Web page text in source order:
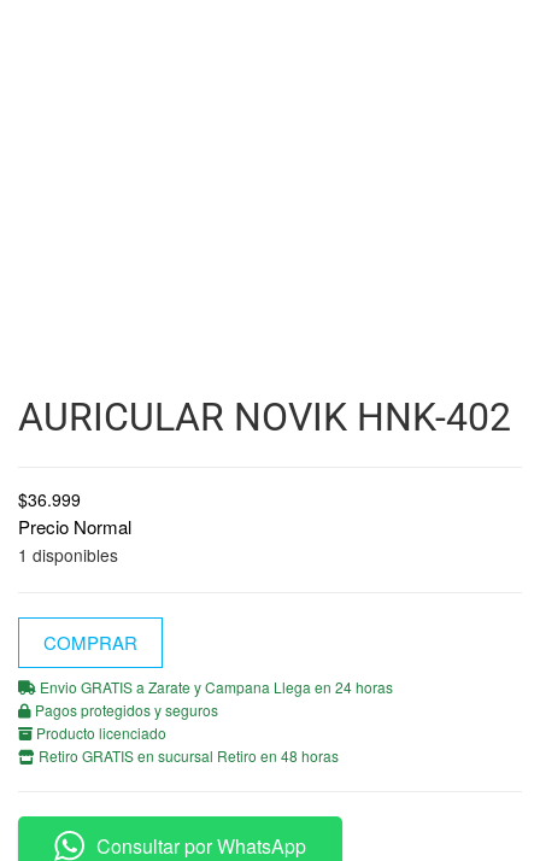
AURICULAR NOVIK HNK-402
$36.999
Precio Normal
1 disponibles
COMPRAR
Envio GRATIS a Zarate y Campana Llega en 24 horas
Pagos protegidos y seguros
Producto licenciado
Retiro GRATIS en sucursal Retiro en 48 horas
Consultar por WhatsApp